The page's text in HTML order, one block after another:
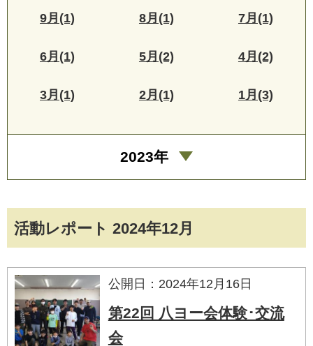
活動レポート 2024年12月
公開日：2024年12月16日
第22回 八ヨー会体験･交流
会
9月(1) 8月(1) 7月(1)
6月(1) 5月(2) 4月(2)
3月(1) 2月(1) 1月(3)
2023年